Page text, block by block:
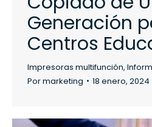
Generación
Centros
Impresoras multifunción,
Pormarketing 18 enero, 2024